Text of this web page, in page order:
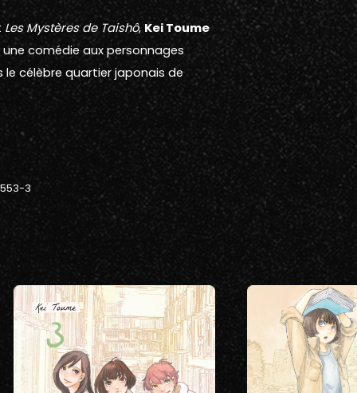
Les Mystères de Taishô, Kei Toume
une comédie aux personnages
célèbre quartier japonais de
3